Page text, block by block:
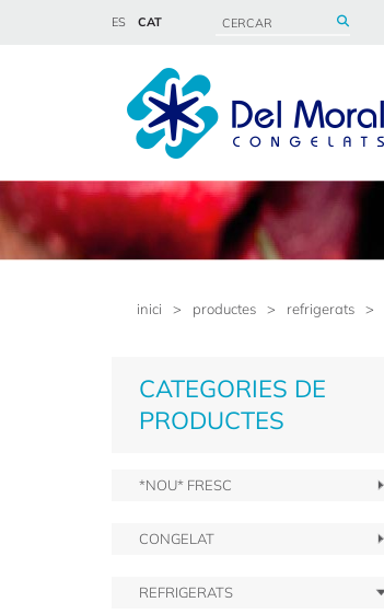
ES CAT
inici > productes > refrigerats >
CATEGORIES DE
PRODUCTES
*NOU* FRESC
CONGELAT
REFRIGERATS